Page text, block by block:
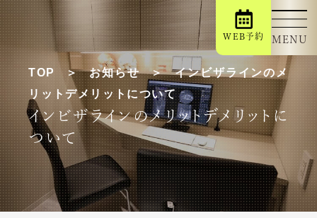
TOP お知らせ
インビザラインのメ
リットデメリットについて
インビザラインのメリットデメリットに
ついて
MENU
WEB予約